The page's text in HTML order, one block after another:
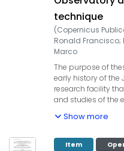
desde el 24 de
haciendo uso de la
basada en el
visuales y
permanente.
technique
(Copernicus
Ronald Francisco;
Marco
The purpose of
early history of the
research facility
and studies of the
period of the
period
Show more
Item